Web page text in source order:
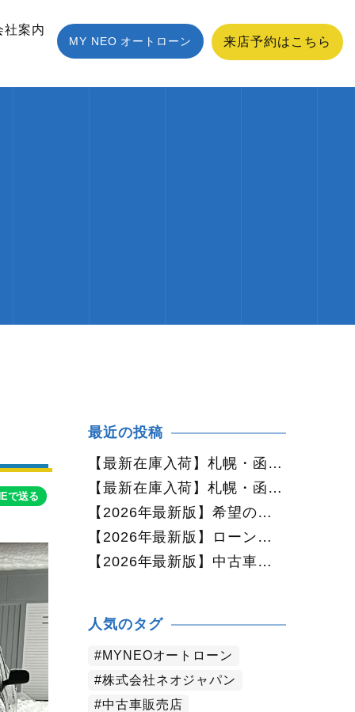
社案内
MY NEO オートローン 来店予約はこちら
で送る
最近の投稿
【最新在庫入荷】札幌・函館で人気の中古車が続々入庫中｜早い者勝ち！【ダイハツ ミラココア660プラスX 4WD】
【最新在庫入荷】札幌・函館で人気の中古車が続々入庫中｜早い者勝ち！【ホンダ N-BOX660カスタムG Lパッケージ 4WD】
【2026年最新版】希望の中古車が見つからない方へ｜ネオカーオーダーで理想の一台を全国からお探しします
【2026年最新版】ローンに不安がある方へ｜ネオドライブローンの窓口で新しいカーライフをサポート
【2026年最新版】中古車購入でよくある質問20選｜初めての方でも失敗しない完全ガイド【札幌・北海道対応】
人気のタグ
MYNEOオートローン
株式会社ネオジャパン
中古車販売店